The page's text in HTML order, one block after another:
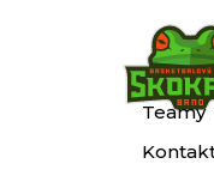
Teamy